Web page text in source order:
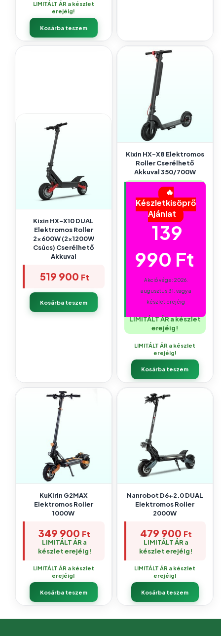
LIMITÁLT ÁR a készlet
erejéig!
Kosárba teszem
Kixin HX-X10 DUAL
Elektromos Roller
2x600W (2x1200W
Csúcs) Cserélhető
Akkuval
519 900 Ft
Kosárba teszem
Kixin HX-X8 Elektromos
Roller Cserélhető
Akkuval 350/700W
🔥
Készletkisöprő
Ajánlat
139
990 Ft
Akció vége: 2026.
augusztus 31. vagy a
készlet erejéig
LIMITÁLT ÁR a készlet
erejéig!
LIMITÁLT ÁR a készlet
erejéig!
Kosárba teszem
KuKirin G2MAX
Elektromos Roller
1000W
349 900 Ft
LIMITÁLT ÁR a
készlet erejéig!
LIMITÁLT ÁR a készlet
erejéig!
Kosárba teszem
Nanrobot D6+2.0 DUAL
Elektromos Roller
2000W
479 900 Ft
LIMITÁLT ÁR a
készlet erejéig!
LIMITÁLT ÁR a készlet
erejéig!
Kosárba teszem